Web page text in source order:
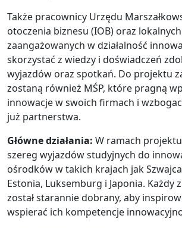
Także pracownicy Urzędu
otoczenia biznesu (IOB) oraz
zaangażowanych w działalność
skorzystać z wiedzy i doświadczeń
wyjazdów oraz spotkań. Do projektu
zostaną również MŚP, które pragną
innowacje w swoich firmach i
już partnerstwa.
Główne działania: W ramach
szereg wyjazdów studyjnych do
ośrodków w takich krajach jak
Estonia, Luksemburg i Japonia. Każdy
został starannie dobrany, aby
wspierać ich kompetencje